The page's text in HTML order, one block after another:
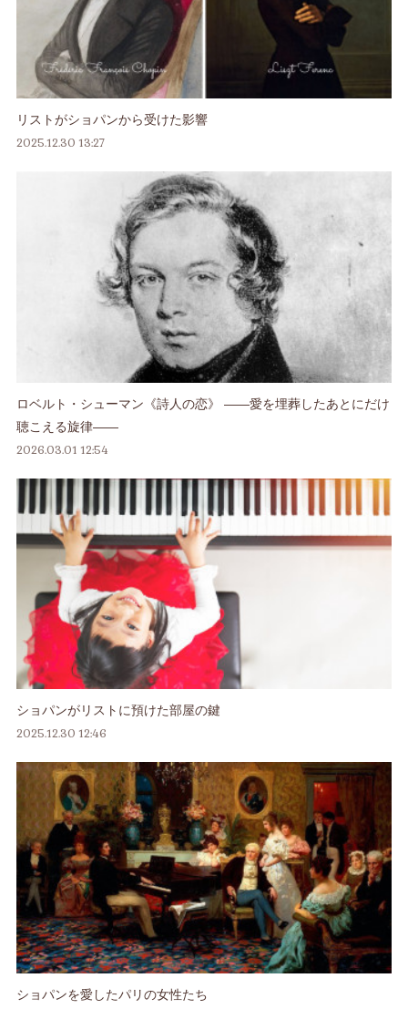
リストがショパンから受けた影響
2025.12.30 13:27
ロベルト・シューマン《詩人の恋》 ――愛を埋葬したあとにだけ
聴こえる旋律――
2026.03.01 12:54
ショパンがリストに預けた部屋の鍵
2025.12.30 12:46
ショパンを愛したパリの女性たち